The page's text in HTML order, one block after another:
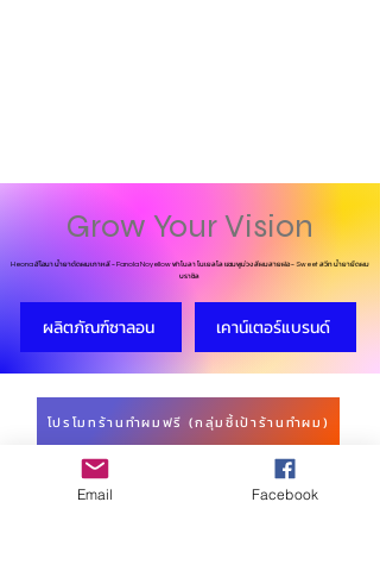
Grow Your Vision
Heonaฮีโอนา น้ำยาดัดผมเกาหลี -Fanola Noyellowฟาโนลา โนเยลโล แชมพูม่วง สีผมสายฝอ - Sweetสวีท น้ำยายืดผม
บราซิล
ผลิตภัณฑ์ซาลอน เคาน์เตอร์แบรนด์
โปรโมทร้านทำผมฟรี (กลุ่มชี้เป้าร้านทำผม)
BeautyUp Enterprise
Email Facebook